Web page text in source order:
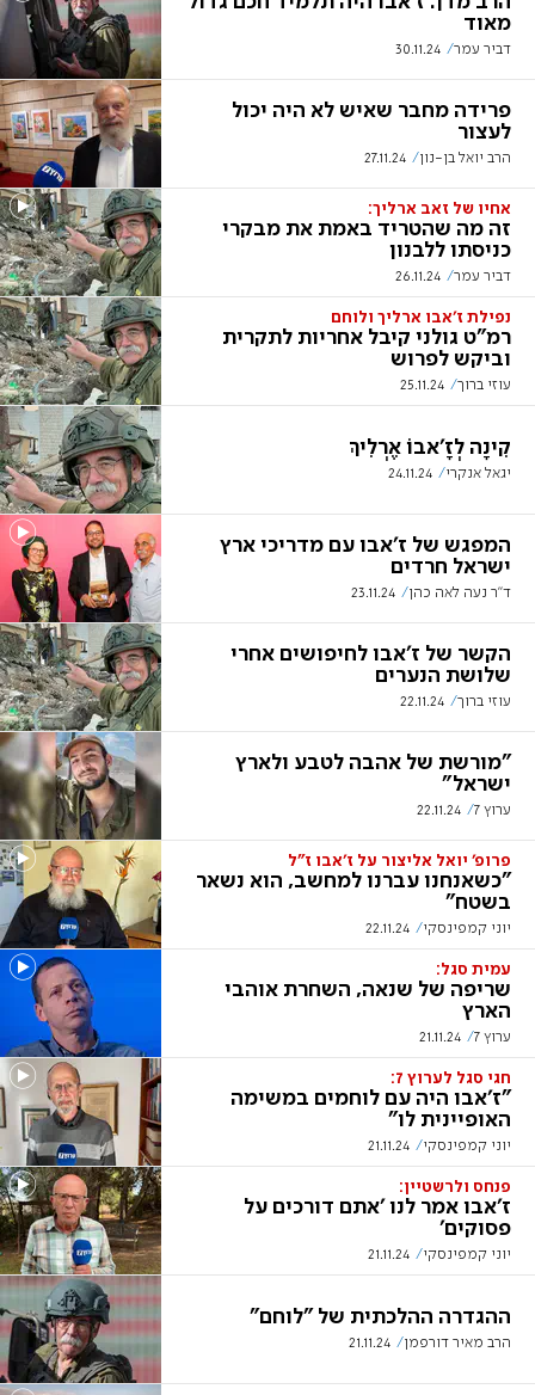
מאוד
דביר עמר 30.11.24
פרידה מחבר שאיש לא היה יכול
לעצור
הרב יואל בן-נון 27.11.24
אחיו של זאב ארליך:
זה מה שהטריד באמת את מבקרי
כניסתו ללבנון
דביר עמר 26.11.24
נפילת ז'אבו ארליך ולוחם
רמ"ט גולני קיבל אחריות לתקרית
וביקש לפרוש
עוזי ברוך 25.11.24
קִינָה לְזָ'אבוֹ אֶרְלִיךְ
יגאל אנקרי 24.11.24
המפגש של ז'אבו עם מדריכי ארץ
ישראל חרדים
ד"ר נעה לאה כהן 23.11.24
הקשר של ז'אבו לחיפושים אחרי
שלושת הנערים
עוזי ברוך 22.11.24
"מורשת של אהבה לטבע ולארץ
ישראל"
ערוץ 7 22.11.24
פרופ' יואל אליצור על ז'אבו ז"ל
"כשאנחנו עברנו למחשב, הוא נשאר
בשטח"
יוני קמפינסקי 22.11.24
עמית סגל:
שריפה של שנאה, השחרת אוהבי
הארץ
ערוץ 7 21.11.24
חגי סגל לערוץ 7:
"ז'אבו היה עם לוחמים במשימה
האופיינית לו"
יוני קמפינסקי 21.11.24
פנחס ולרשטיין:
ז'אבו אמר לנו 'אתם דורכים על
פסוקים'
יוני קמפינסקי 21.11.24
ההגדרה ההלכתית של "לוחם"
הרב מאיר דורפמן 21.11.24